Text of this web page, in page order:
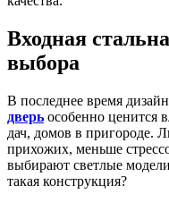
Входная
выбора
В последнее время
дверь особенно ценится
дач, домов в пригороде.
прихожих, меньше
выбирают светлые
такая конструкция?